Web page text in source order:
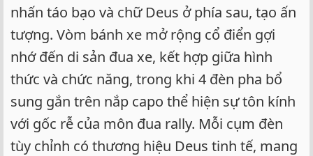
nhấn táo bạo và chữ Deus ở phía sau, tạo ấn
tượng. Vòm bánh xe mở rộng cổ điển gợi
nhớ đến di sản đua xe, kết hợp giữa hình
thức và chức năng, trong khi 4 đèn pha bổ
sung gắn trên nắp capo thể hiện sự tôn kính
với gốc rễ của môn đua rally. Mỗi cụm đèn
tùy chỉnh có thương hiệu Deus tinh tế, mang